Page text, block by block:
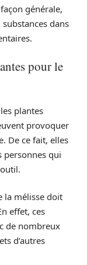
générale,
substances dans
pour le
plantes
provoquer
De ce fait, elles
qui
la mélisse doit
effet, ces
de nombreux
d’autres